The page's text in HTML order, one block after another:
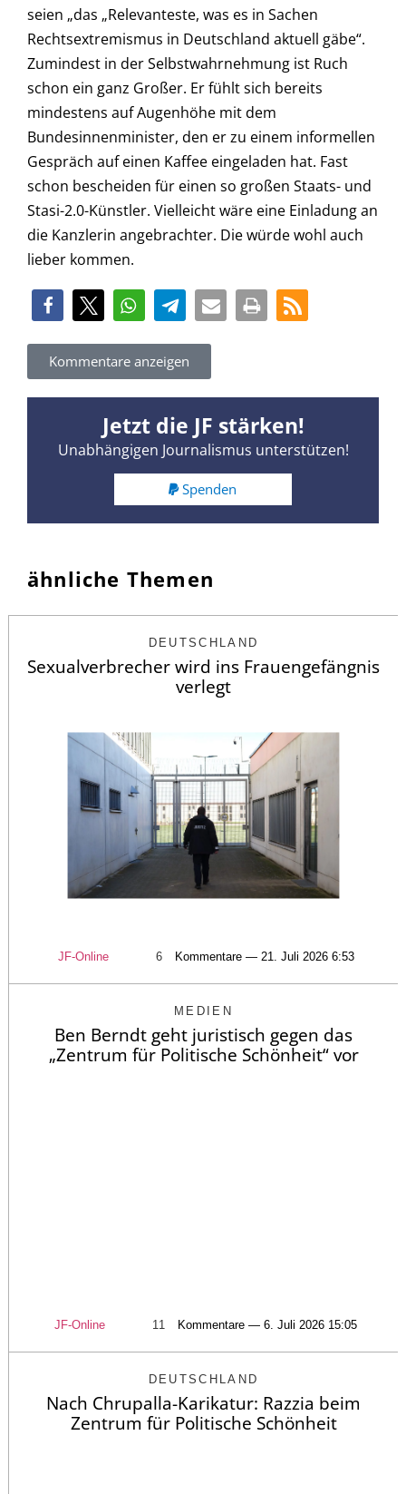
seien „das „Relevanteste, was es in Sachen
Rechtsextremismus in Deutschland aktuell gäbe“.
Zumindest in der Selbstwahrnehmung ist Ruch
schon ein ganz Großer. Er fühlt sich bereits
mindestens auf Augenhöhe mit dem
Bundesinnenminister, den er zu einem informellen
Gespräch auf einen Kaffee eingeladen hat. Fast
schon bescheiden für einen so großen Staats- und
Stasi-2.0-Künstler. Vielleicht wäre eine Einladung an
die Kanzlerin angebrachter. Die würde wohl auch
lieber kommen.
Kommentare anzeigen
Jetzt die JF stärken!
Unabhängigen Journalismus unterstützen!
Spenden
ähnliche Themen
DEUTSCHLAND
Sexualverbrecher wird ins Frauengefängnis
verlegt
JF-Online 6 Kommentare — 21. Juli 2026 6:53
MEDIEN
Ben Berndt geht juristisch gegen das
„Zentrum für Politische Schönheit“ vor
JF-Online 11 Kommentare — 6. Juli 2026 15:05
DEUTSCHLAND
Nach Chrupalla-Karikatur: Razzia beim
Zentrum für Politische Schönheit